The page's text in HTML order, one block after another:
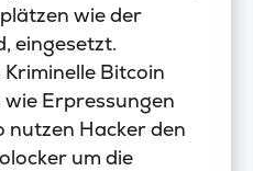
wie der
eingesetzt.
Bitcoin
Erpressungen
nutzen Hacker den
um die